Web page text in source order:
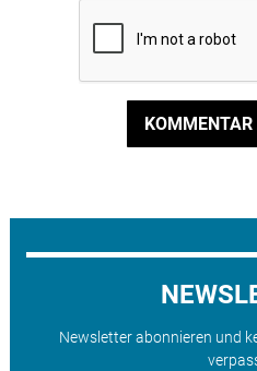
KOMMENTAR
Newsletter abonnieren und